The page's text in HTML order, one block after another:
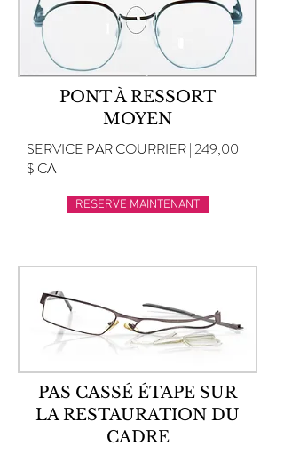
PONT À RESSORT
MOYEN
SERVICE PAR COURRIER | 249,00
$ CA
RESERVE MAINTENANT
PAS CASSÉ ÉTAPE SUR
LA RESTAURATION DU
CADRE